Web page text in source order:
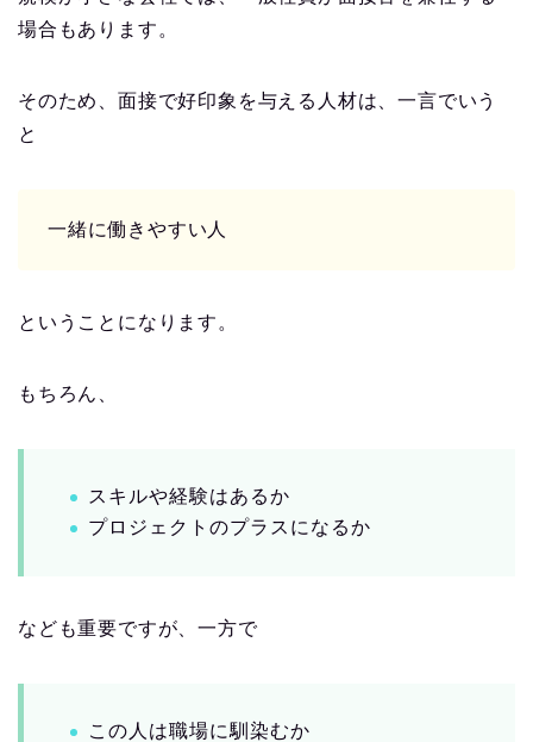
場合もあります。
そのため、面接で好印象を与える人材は、一言でいう
と
一緒に働きやすい人
ということになります。
もちろん、
スキルや経験はあるか
プロジェクトのプラスになるか
なども重要ですが、一方で
この人は職場に馴染むか